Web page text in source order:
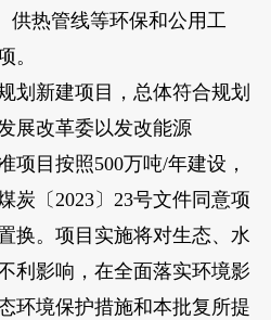
供热管线等环保和公用工
。
新建项目，总体符合规划
展改革委以发改能源
项目按照500万吨/年建设，
炭〔2023〕23号文件同意项
换。项目实施将对生态、水
利影响，在全面落实环境影
环境保护措施和本批复所提